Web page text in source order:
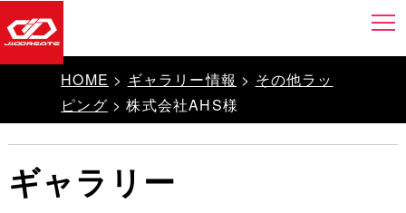
HOME > ギャラリー情報 > その他ラッ
ピング > 株式会社AHS様
ギャラリー